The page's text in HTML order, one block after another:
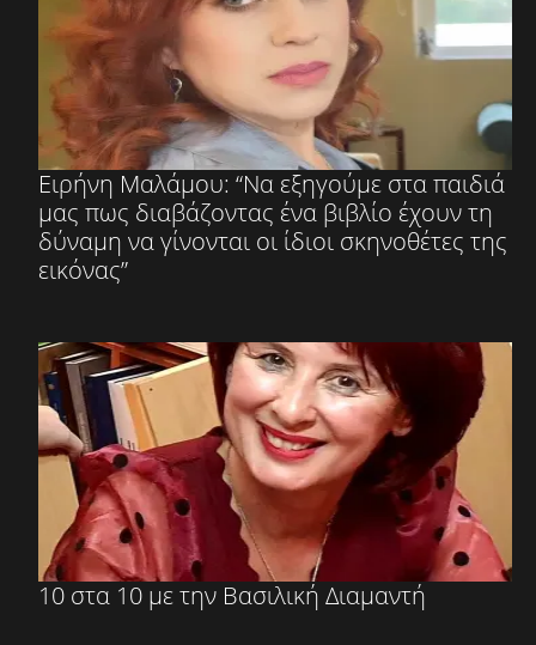
Ειρήνη Μαλάμου: “Να εξηγούμε στα παιδιά
μας πως διαβάζοντας ένα βιβλίο έχουν τη
δύναμη να γίνονται οι ίδιοι σκηνοθέτες της
εικόνας”
10 στα 10 με την Βασιλική Διαμαντή